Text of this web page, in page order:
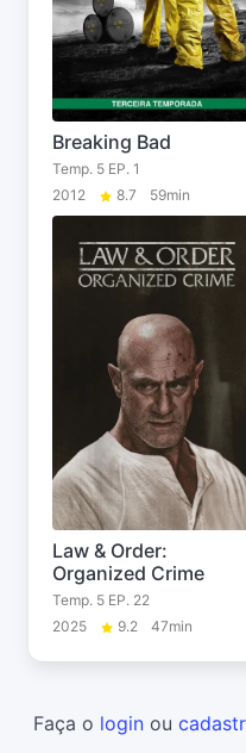
Breaking Bad
Temp. 5 EP. 1
2012
8.7 59min
Law & Order:
Organized Crime
Temp. 5 EP. 22
2025
9.2 47min
Faça o login ou